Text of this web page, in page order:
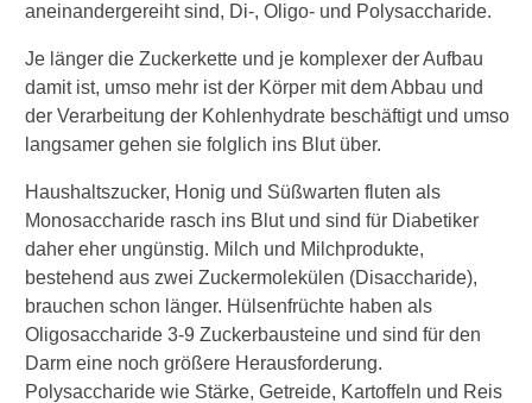
aneinandergereiht sind, Di-, Oligo- und Polysaccharide.
Je länger die Zuckerkette und je komplexer der Aufbau
damit ist, umso mehr ist der Körper mit dem Abbau und
der Verarbeitung der Kohlenhydrate beschäftigt und umso
langsamer gehen sie folglich ins Blut über.
Haushaltszucker, Honig und Süßwarten fluten als
Monosaccharide rasch ins Blut und sind für Diabetiker
daher eher ungünstig. Milch und Milchprodukte,
bestehend aus zwei Zuckermolekülen (Disaccharide),
brauchen schon länger. Hülsenfrüchte haben als
Oligosaccharide 3-9 Zuckerbausteine und sind für den
Darm eine noch größere Herausforderung.
Polysaccharide wie Stärke, Getreide, Kartoffeln und Reis
Nachrichten aus der
Forschung
Zusammenfassung
Heilpflanzen und Naturstoffe
bei Diabetes
Diabetes, Typ 1
Verwandte Beiträge
W